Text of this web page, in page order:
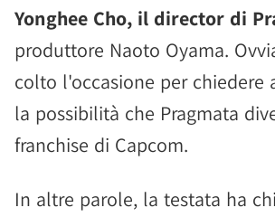
Yonghee Cho, il director di
produttore Naoto Oyama.
colto l'occasione per chiedere
la possibilità che Pragmata
franchise di Capcom.
In altre parole, la testata ha